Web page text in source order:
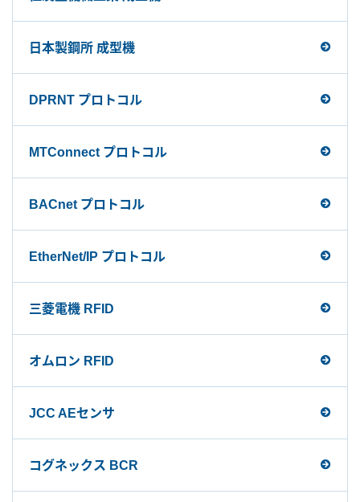
日本製鋼所 成型機
DPRNT プロトコル
MTConnect プロトコル
BACnet プロトコル
EtherNet/IP プロトコル
三菱電機 RFID
オムロン RFID
JCC AEセンサ
コグネックス BCR